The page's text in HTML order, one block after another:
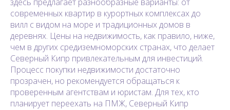
современных квартир в курортных комплексах до
вилл с видом на море и традиционных домов в
деревнях. Цены на недвижимость, как правило, ниже,
чем в других средиземноморских странах, что делает
Северный Кипр привлекательным для инвестиций.
Процесс покупки недвижимости достаточно
прозрачен, но рекомендуется обращаться к
проверенным агентствам и юристам. Для тех, кто
планирует переехать на ПМЖ, Северный Кипр